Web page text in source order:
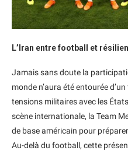
L’Iran entre football et
Jamais sans doute la
monde n’aura été entourée
tensions militaires avec les
scène internationale, la Team
de base américain pour
Au-delà du football, cette